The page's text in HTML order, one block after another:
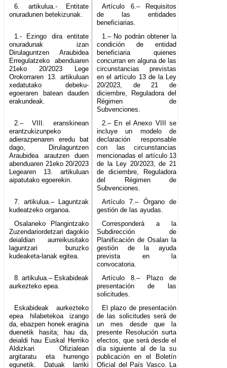
6. artikulua.- Entitate
onuradunen betekizunak.
Artículo 6.– Requisitos
de las entidades
beneficiarias.
1.- Ezingo dira entitate
onuradunak izan
Dirulaguntzen Araubidea
Erregulatzeko abenduaren
21eko 20/2023 Lege
Orokorraren 13. artikuluan
xedatutako debeku-
egoeraren batean dauden
erakundeak.
1.– No podrán obtener la
condición de entidad
beneficiaria quienes
concurran en alguna de las
circunstancias previstas
en el artículo 13 de la Ley
20/2023, de 21 de
diciembre, Reguladora del
Régimen de
Subvenciones.
2.– VIII. eranskinean
erantzukizunpeko
adierazpenaren eredu bat
dago, Dirulaguntzen
Araubidea arautzen duen
abenduaren 21eko 20/2023
Legearen 13. artikuluan
aipatutako egoerekin.
2.– En el Anexo VIII se
incluye un modelo de
declaración responsable
con las circunstancias
mencionadas el artículo 13
de la Ley 20/2023, de 21
de diciembre, Reguladora
del Régimen de
Subvenciones.
7. artikulua.– Laguntzak
kudeatzeko organoa.
Artículo 7.– Órgano de
gestión de las ayudas.
Osalaneko Plangintzako
Zuzendariordetzari dagokio
deialdian aurreikusitako
laguntzari buruzko
kudeaketa-lanak egitea.
Corresponderá a la
Subdirección de
Planificación de Osalan la
gestión de la ayuda
prevista en la
convocatoria.
8. artikulua.– Eskabideak
aurkezteko epea.
Artículo 8.– Plazo de
presentación de las
solicitudes.
Eskabideak aurkezteko
epea hilabetekoa izango
da, ebazpen honek eragina
duenetik hasita; hau da,
deialdi hau Euskal Herriko
Aldizkari Ofizialean
argitaratu eta hurrengo
egunetik. Datuak larriki
El plazo de presentación
de las solicitudes será de
un mes desde que la
presente Resolución surta
efectos, que será desde el
día siguiente al de la su
publicación en el Boletín
Oficial del País Vasco. La